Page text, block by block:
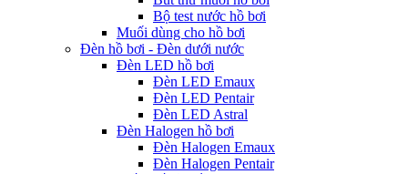
Bộ test nước hồ bơi
Muối dùng cho hồ bơi
Đèn hồ bơi - Đèn dưới nước
Đèn LED hồ bơi
Đèn LED Emaux
Đèn LED Pentair
Đèn LED Astral
Đèn Halogen hồ bơi
Đèn Halogen Emaux
Đèn Halogen Pentair